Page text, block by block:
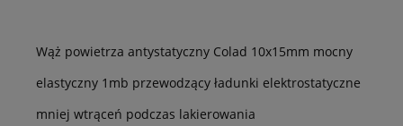
Wąż powietrza antystatyczny Colad 10x15mm mocny
elastyczny 1mb przewodzący ładunki elektrostatyczne
mniej wtrąceń podczas lakierowania